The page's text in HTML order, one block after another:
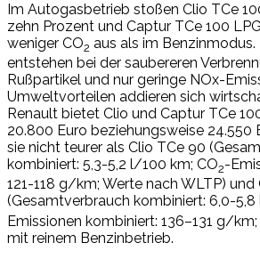
Im Autogasbetrieb stoßen Clio TCe
zehn Prozent und Captur TCe 100
weniger CO2 aus als im Benzinmodus.
entstehen bei der saubereren
Rußpartikel und nur geringe NOx-
Umweltvorteilen addieren sich
Renault bietet Clio und Captur TCe
20.800 Euro beziehungsweise 24.550
sie nicht teurer als Clio TCe 90
kombiniert: 5,3-5,2 l/100 km; CO2-
121-118 g/km; Werte nach WLTP)
(Gesamtverbrauch kombiniert: 6,0-
Emissionen kombiniert: 136–131 g/
mit reinem Benzinbetrieb.